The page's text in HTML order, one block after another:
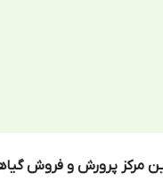
فروش گیاهان آبزی در ایران